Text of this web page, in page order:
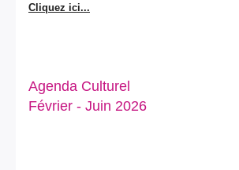
Cliquez ici...
Agenda Culturel
Février - Juin 2026